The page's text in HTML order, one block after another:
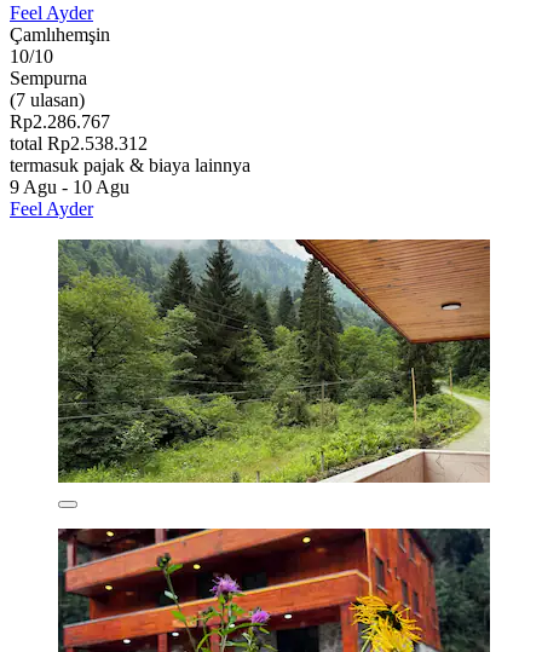
Feel Ayder
Çamlıhemşin
10/10
Sempurna
(7 ulasan)
Rp2.286.767
total Rp2.538.312
termasuk pajak & biaya lainnya
9 Agu - 10 Agu
Feel Ayder